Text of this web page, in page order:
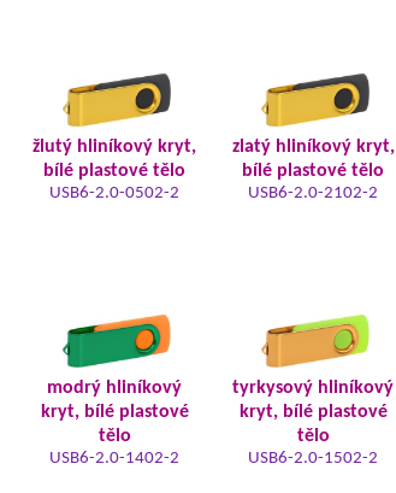
žlutý hliníkový kryt,
bílé plastové tělo
USB6-2.0-0502-2
zlatý hliníkový kryt,
bílé plastové tělo
USB6-2.0-2102-2
modrý hliníkový
kryt, bílé plastové
tělo
USB6-2.0-1402-2
tyrkysový hliníkový
kryt, bílé plastové
tělo
USB6-2.0-1502-2